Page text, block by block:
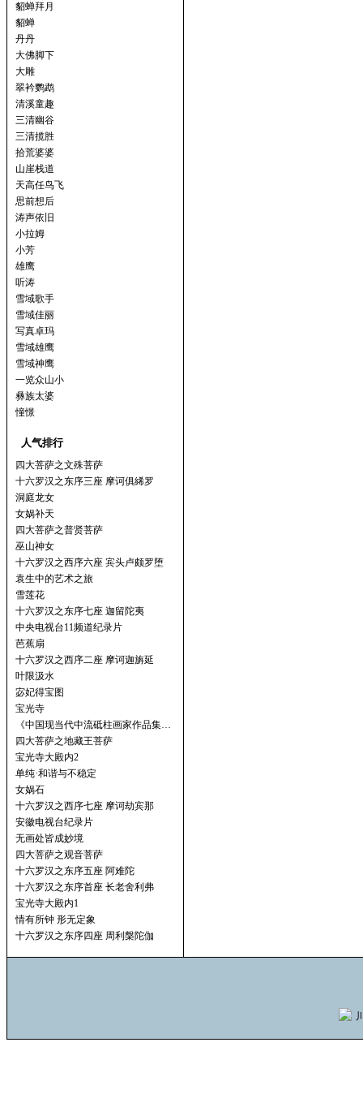
貂蝉拜月
貂蝉
丹丹
大佛脚下
大雕
翠衿鹦鹉
清溪童趣
三清幽谷
三清揽胜
拾荒婆婆
山崖栈道
天高任鸟飞
思前想后
涛声依旧
小拉姆
小芳
雄鹰
听涛
雪域歌手
雪域佳丽
写真卓玛
雪域雄鹰
雪域神鹰
一览众山小
彝族太婆
憧憬
人气排行
四大菩萨之文殊菩萨
十六罗汉之东序三座 摩诃俱絺罗
洞庭龙女
女娲补天
四大菩萨之普贤菩萨
巫山神女
十六罗汉之西序六座 宾头卢颇罗堕
袁生中的艺术之旅
雪莲花
十六罗汉之东序七座 迦留陀夷
中央电视台11频道纪录片
芭蕉扇
十六罗汉之西序二座 摩诃迦旃延
叶限汲水
宓妃得宝图
宝光寺
《中国现当代中流砥柱画家作品集…
四大菩萨之地藏王菩萨
宝光寺大殿内2
单纯·和谐与不稳定
女娲石
十六罗汉之西序七座 摩诃劫宾那
安徽电视台纪录片
无画处皆成妙境
四大菩萨之观音菩萨
十六罗汉之东序五座 阿难陀
十六罗汉之东序首座 长老舍利弗
宝光寺大殿内1
情有所钟 形无定象
十六罗汉之东序四座 周利槃陀伽